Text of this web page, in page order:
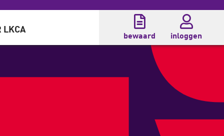
LKCA
bewaard inloggen